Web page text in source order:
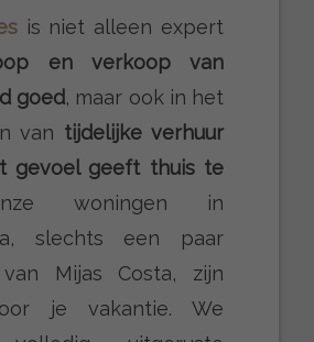
is niet alleen expert
en verkoop van
goed, maar ook in het
van tijdelijke verhuur
gevoel geeft thuis te
woningen in
slechts een paar
Mijas Costa, zijn
je vakantie. We